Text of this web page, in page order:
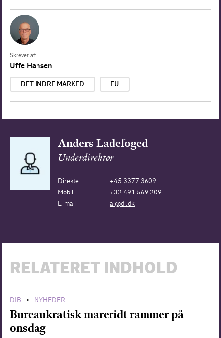
Skrevet af:
Uffe Hansen
DET INDRE MARKED EU
Anders Ladefoged
Underdirektør
Direkte
+45 3377 3609
Mobil
+32 491 569 209
E-mail
al@di.dk
RELATERET INDHOLD
DIB • NYHEDER
Bureaukratisk mareridt rammer på
onsdag